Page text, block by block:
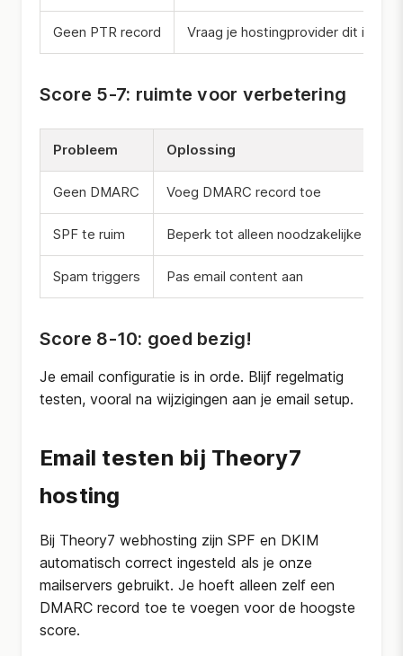
Geen PTR record Vraag je hostingprovider dit in te
Score 5-7: ruimte voor verbetering
Probleem Oplossing
Geen DMARC Voeg DMARC record toe
SPF te ruim Beperk tot alleen noodzakelijke
Spam triggers Pas email content aan
Score 8-10: goed bezig!
Je email configuratie is in orde. Blijf regelmatig
testen, vooral na wijzigingen aan je email setup.
Email testen bij Theory7
hosting
Bij Theory7 webhosting zijn SPF en DKIM
automatisch correct ingesteld als je onze
mailservers gebruikt. Je hoeft alleen zelf een
DMARC record toe te voegen voor de hoogste
score.